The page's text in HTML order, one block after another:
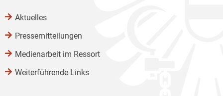
Aktuelles
Pressemitteilungen
Medienarbeit im Ressort
Weiterführende Links